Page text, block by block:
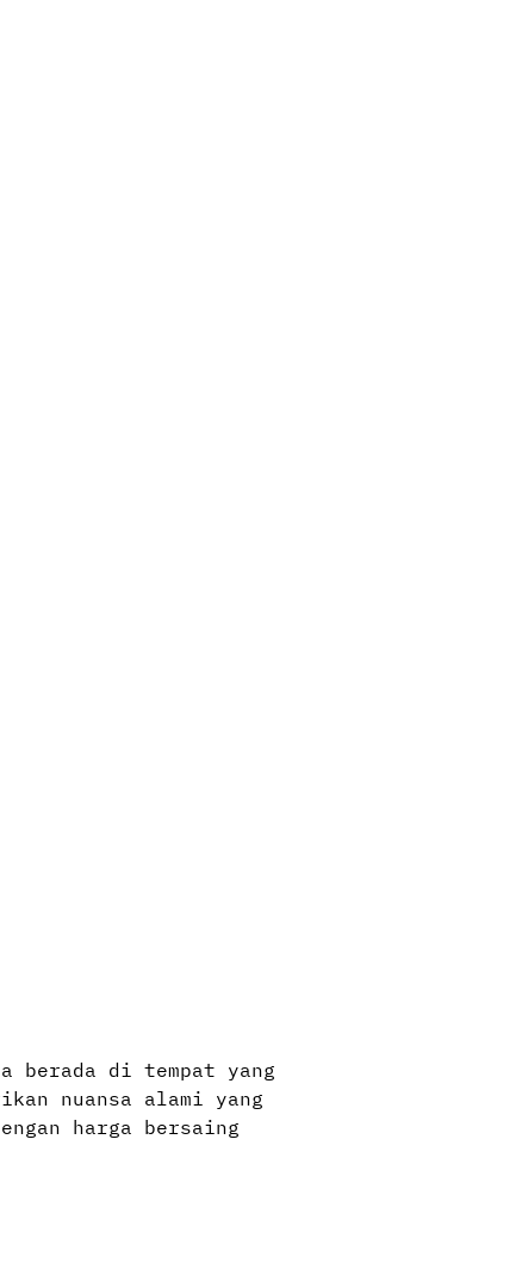
berada di tempat yang
nuansa alami yang
harga bersaing